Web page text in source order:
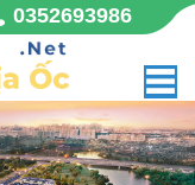
0352693986